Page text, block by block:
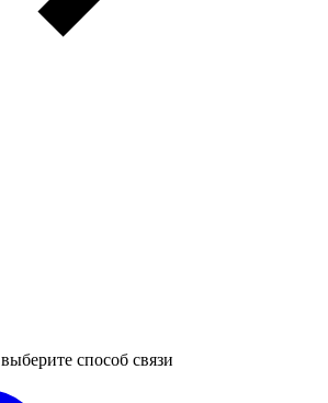
выберите способ связи